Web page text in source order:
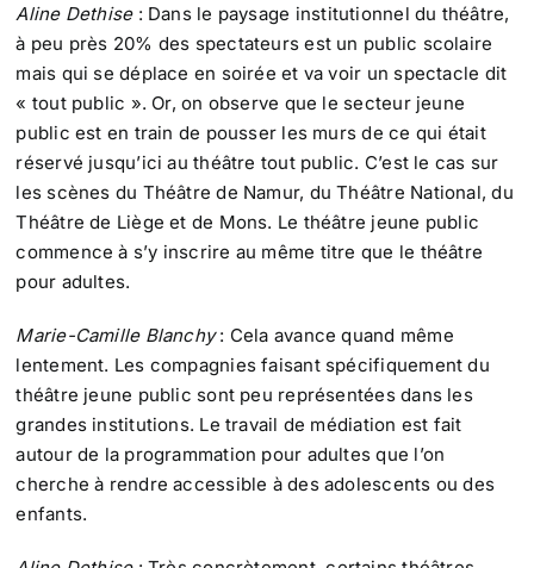
Aline Dethise: Dans le paysage institutionnel du théâtre,
à peu près 20% des spectateurs est un public scolaire
mais qui se déplace en soirée et va voir un spectacle dit
« tout public ». Or, on observe que le secteur jeune
public est en train de pousser les murs de ce qui était
réservé jusqu’ici au théâtre tout public. C’est le cas sur
les scènes du Théâtre de Namur, du Théâtre National, du
Théâtre de Liège et de Mons. Le théâtre jeune public
commence à s’y inscrire au même titre que le théâtre
pour adultes.
Marie-Camille Blanchy: Cela avance quand même
lentement. Les compagnies faisant spécifiquement du
théâtre jeune public sont peu représentées dans les
grandes institutions. Le travail de médiation est fait
autour de la programmation pour adultes que l’on
cherche à rendre accessible à des adolescents ou des
enfants.